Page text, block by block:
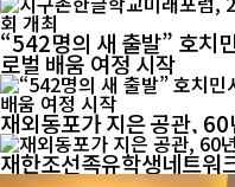
“542명의 새 출발” 호치
로벌 배움 여정 시작
재외동포가 지은 공관,
재한조선족유학생네트워